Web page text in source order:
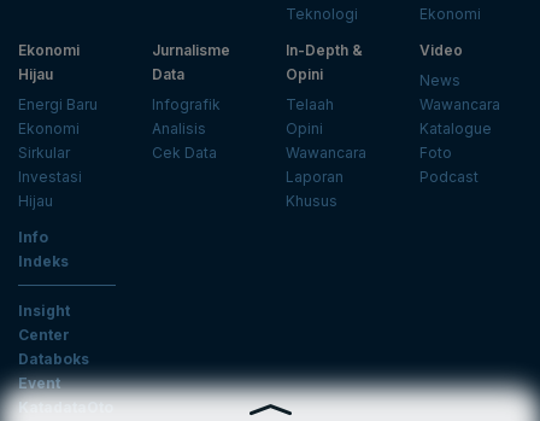
Teknologi
Ekonomi
Ekonomi
Hijau
Energi Baru
Ekonomi
Sirkular
Investasi
Hijau
Jurnalisme
Data
Infografik
Analisis
Cek Data
In-Depth &
Opini
Telaah
Opini
Wawancara
Laporan
Khusus
Video
News
Wawancara
Katalogue
Foto
Podcast
Info
Indeks
Insight
Center
Databoks
Event
KatadataOto